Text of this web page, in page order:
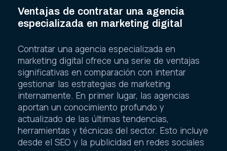
Ventajas de contratar una agencia
especializada en marketing digital
Contratar una agencia especializada en
marketing digital ofrece una serie de ventajas
significativas en comparación con intentar
gestionar las estrategias de marketing
internamente. En primer lugar, las agencias
aportan un conocimiento profundo y
actualizado de las últimas tendencias,
herramientas y técnicas del sector. Esto incluye
desde el SEO y la publicidad en redes sociales